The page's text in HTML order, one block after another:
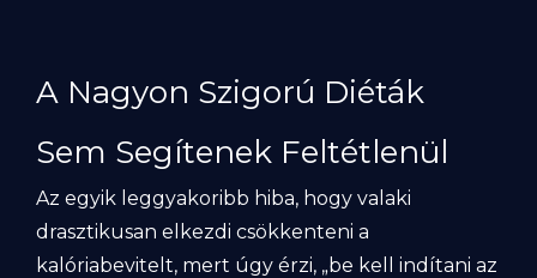
A Nagyon Szigorú Diéták
Sem Segítenek Feltétlenül
Az egyik leggyakoribb hiba, hogy valaki
drasztikusan elkezdi csökkenteni a
kalóriabevitelt, mert úgy érzi, „be kell indítani az